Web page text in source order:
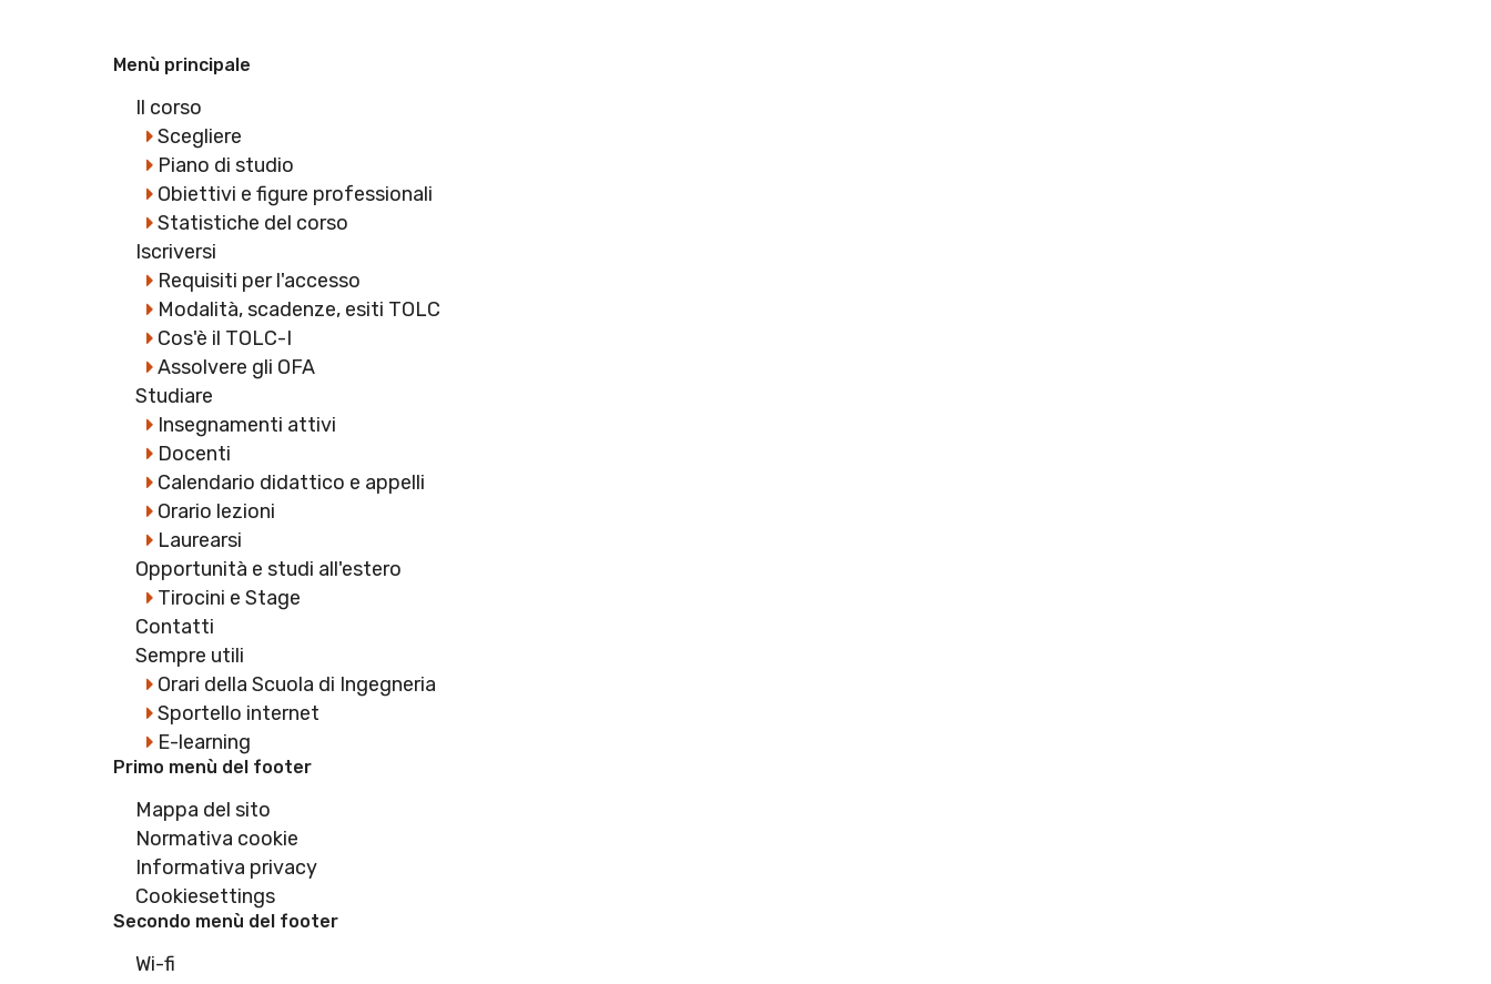
Menù principale
Il corso
Scegliere
Piano di studio
Obiettivi e figure professionali
Statistiche del corso
Iscriversi
Requisiti per l'accesso
Modalità, scadenze, esiti TOLC
Cos'è il TOLC-I
Assolvere gli OFA
Studiare
Insegnamenti attivi
Docenti
Calendario didattico e appelli
Orario lezioni
Laurearsi
Opportunità e studi all'estero
Tirocini e Stage
Contatti
Sempre utili
Orari della Scuola di Ingegneria
Sportello internet
E-learning
Primo menù del footer
Mappa del sito
Normativa cookie
Informativa privacy
Cookiesettings
Secondo menù del footer
Wi-fi